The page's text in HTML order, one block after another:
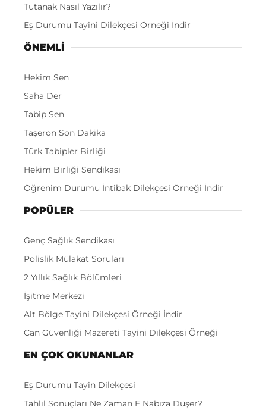
Tutanak Nasıl Yazılır?
Eş Durumu Tayini Dilekçesi Örneği İndir
ÖNEMLI
Hekim Sen
Saha Der
Tabip Sen
Taşeron Son Dakika
Türk Tabipler Birliği
Hekim Birliği Sendikası
Öğrenim Durumu İntibak Dilekçesi Örneği İndir
POPÜLER
Genç Sağlık Sendikası
Polislik Mülakat Soruları
2 Yıllık Sağlık Bölümleri
İşitme Merkezi
Alt Bölge Tayini Dilekçesi Örneği İndir
Can Güvenliği Mazereti Tayini Dilekçesi Örneği
EN ÇOK OKUNANLAR
Eş Durumu Tayin Dilekçesi
Tahlil Sonuçları Ne Zaman E Nabıza Düşer?